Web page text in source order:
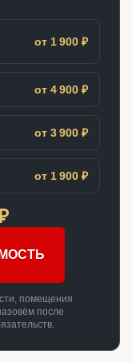
от 1 900 ₽
от 4 900 ₽
от 3 900 ₽
от 1 900 ₽
помещения
после